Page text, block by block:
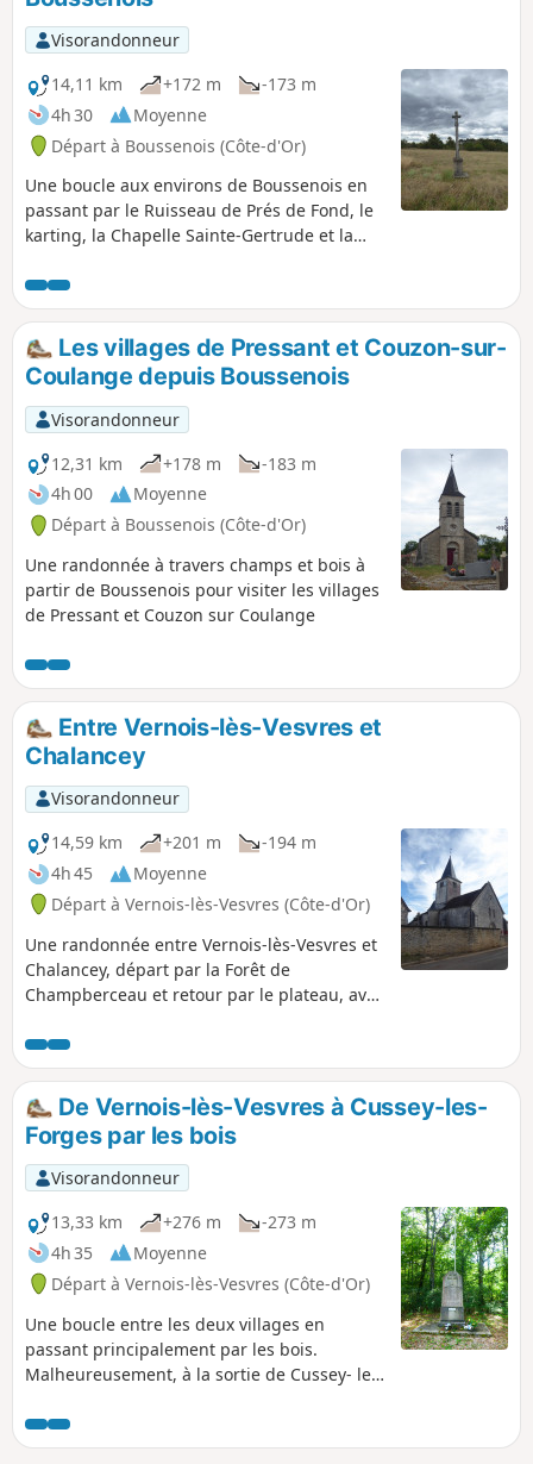
Visorandonneur
14,11 km
+172 m
-173 m
4h 30
Moyenne
Départ à Boussenois (Côte-d'Or)
Une boucle aux environs de Boussenois en
passant par le Ruisseau de Prés de Fond, le
karting, la Chapelle Sainte-Gertrude et la
Les villages de Pressant et Couzon-sur-
Coulange depuis Boussenois
Visorandonneur
12,31 km
+178 m
-183 m
4h 00
Moyenne
Départ à Boussenois (Côte-d'Or)
Une randonnée à travers champs et bois à
partir de Boussenois pour visiter les villages
de Pressant et Couzon sur Coulange
Entre Vernois-lès-Vesvres et
Chalancey
Visorandonneur
14,59 km
+201 m
-194 m
4h 45
Moyenne
Départ à Vernois-lès-Vesvres (Côte-d'Or)
Une randonnée entre Vernois-lès-Vesvres et
Chalancey, départ par la Forêt de
Champberceau et retour par le plateau, avec
De Vernois-lès-Vesvres à Cussey-les-
Forges par les bois
Visorandonneur
13,33 km
+276 m
-273 m
4h 35
Moyenne
Départ à Vernois-lès-Vesvres (Côte-d'Or)
Une boucle entre les deux villages en
passant principalement par les bois.
Malheureusement, à la sortie de Cussey- les-
D120e car la Forêt de Cussey est
complétement clôturée.